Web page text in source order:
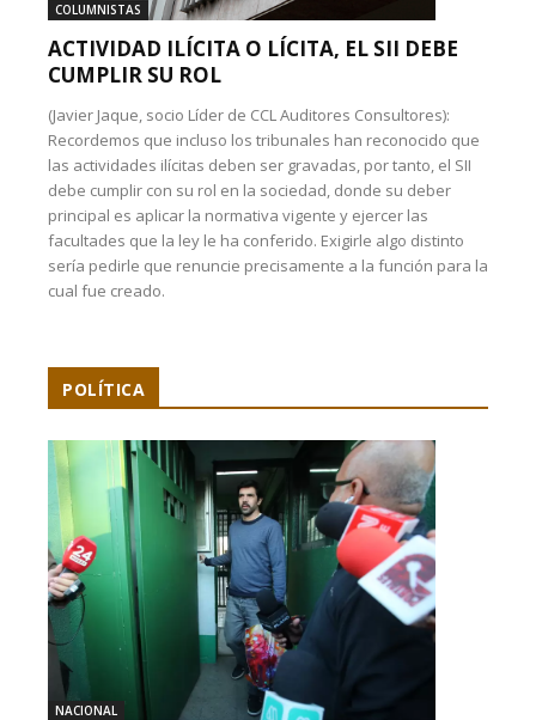
COLUMNISTAS
ACTIVIDAD ILÍCITA O LÍCITA, EL SII DEBE
CUMPLIR SU ROL
(Javier Jaque, socio Líder de CCL Auditores Consultores):
Recordemos que incluso los tribunales han reconocido que
las actividades ilícitas deben ser gravadas, por tanto, el SII
debe cumplir con su rol en la sociedad, donde su deber
principal es aplicar la normativa vigente y ejercer las
facultades que la ley le ha conferido. Exigirle algo distinto
sería pedirle que renuncie precisamente a la función para la
cual fue creado.
POLÍTICA
NACIONAL